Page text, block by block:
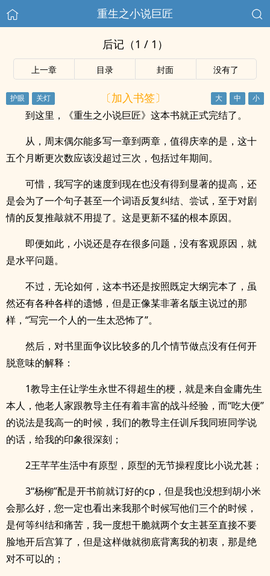
重生之小说巨匠
后记（1 / 1）
上一章 目录 封面 没有了
〔加入书签〕
到这里，《重生之小说巨匠》这本书就正式完结了。
从，周末偶尔能多写一章到两章，值得庆幸的是，这十
五个月断更次数应该没超过三次，包括过年期间。
可惜，我写字的速度到现在也没有得到显著的提高，还
是会为了一个句子甚至一个词语反复纠结、尝试，至于对剧
情的反复推敲就不用提了。这是更新不猛的根本原因。
即便如此，小说还是存在很多问题，没有客观原因，就
是水平问题。
不过，无论如何，这本书还是按照既定大纲完本了，虽
然还有各种各样的遗憾，但是正像某非著名版主说过的那
样，“写完一个人的一生太恐怖了”。
然后，对书里面争议比较多的几个情节做点没有任何开
脱意味的解释：
1教导主任让学生永世不得超生的梗，就是来自金庸先生
本人，他老人家跟教导主任有着丰富的战斗经验，而“吃大便”
的说法是我高一的时候，我们的教导主任训斥我同班同学说
的话，给我的印象很深刻；
2王芊芊生活中有原型，原型的无节操程度比小说尤甚；
3“杨柳”配是开书前就订好的cp，但是我也没想到胡小米
会那么好，您一定也看出来我那个时候写他们三个的时候，
是何等纠结和痛苦，我一度想干脆就两个女主甚至直接不要
脸地开后宫算了，但是这样做就彻底背离我的初衷，那是绝
对不可以的；